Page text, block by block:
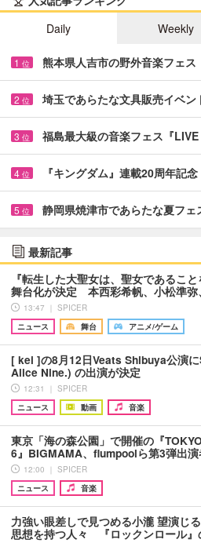
Daily
Weekly
1 位 熊本県人吉市の野外音楽フェ
2 位 埼玉であらたな文具販売イベ
3 位 福島最大級の音楽フェス『
4 位 『キングダム』連載20周年記
5 位 静岡県焼津市であらたな夏フ
最新記事
『転生した大聖女は、聖女であるこ
舞台化が決定 本西彩希帆、小松準
13:47 ｜ SPICER
ニュース
舞台 アニメ/ゲーム
[ kei ]の8月12日Veats Shibuya公演
Alice Nine.) の出演が決定
12:31 ｜ SPICER
ニュース
動画 音楽
東京「海の森公園」で開催の『
6』BIGMAMA、flumpoolら第3弾出
12:00 ｜ SPICER
ニュース
音楽
力強い眼差しで見つめる小瀧 望演じ
思想を持つ人々 『ロックンロール